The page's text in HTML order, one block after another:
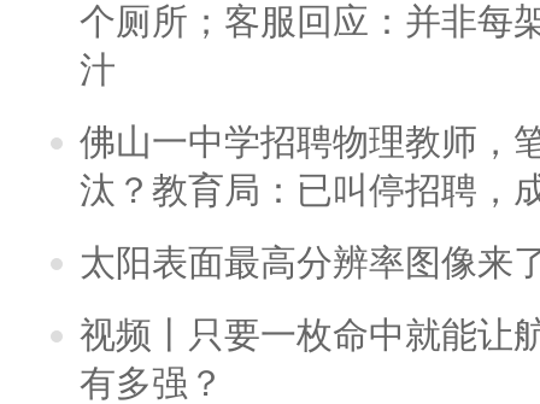
个厕所；客服回应：并非每
汁
佛山一中学招聘物理教师，
汰？教育局：已叫停招聘，
太阳表面最高分辨率图像来
视频丨只要一枚命中就能让
有多强？